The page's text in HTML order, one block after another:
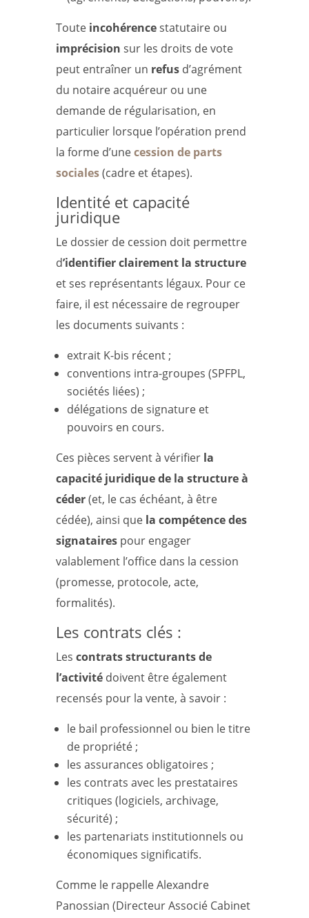
Toute incohérencestatutaire ou
imprécision sur les droits de vote
peut entraîner un refus d’agrément
du notaire acquéreur ou une
demande de régularisation, en
particulier lorsque l’opération prend
la forme d’unecession de parts
sociales(cadre et étapes).
Identité et capacité
juridique
Le dossier de cession doit permettre
d’identifier clairement la structure
et ses représentants légaux. Pour ce
faire, il est nécessaire de regrouper
les documents suivants :
extrait K-bis récent ;
conventions intra-groupes (SPFPL,
sociétés liées) ;
délégations de signature et
pouvoirs en cours.
Ces pièces servent à vérifier la
capacité juridique de la structure à
céder(et, le cas échéant, à être
cédée), ainsi que la compétence des
signatairespour engager
valablement l’office dans la cession
(promesse, protocole, acte,
formalités).
Les contrats clés :
Les contrats structurants de
l’activitédoivent être également
recensés pour la vente, à savoir :
le bail professionnel ou bien le titre
de propriété ;
les assurances obligatoires ;
les contrats avec les prestataires
critiques (logiciels, archivage,
sécurité) ;
les partenariats institutionnels ou
économiques significatifs.
Comme le rappelle Alexandre
Panossian (Directeur Associé Cabinet